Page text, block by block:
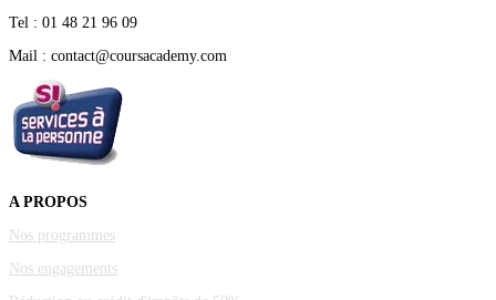
Tel : 01 48 21 96 09
Mail : contact@coursacademy.com
A PROPOS
Nos programmes
Nos engagements